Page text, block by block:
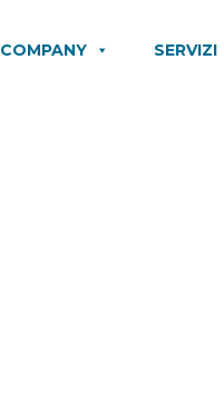
COMPANY SERVIZI